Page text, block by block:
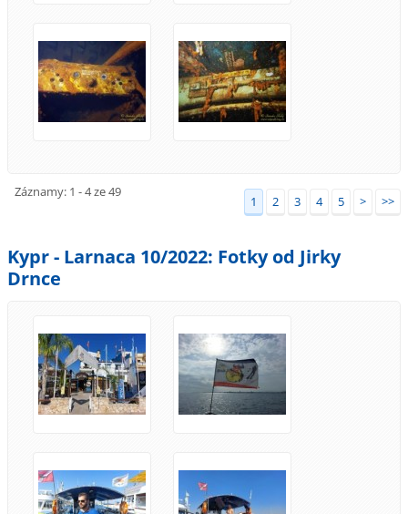
Záznamy: 1 - 4 ze 49
1 2 3 4 5 > >>
Kypr - Larnaca 10/2022: Fotky od Jirky
Drnce